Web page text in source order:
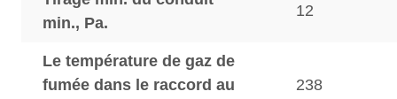
min., Pa.
12
Le température de gaz de
fumée dans le raccord au
238